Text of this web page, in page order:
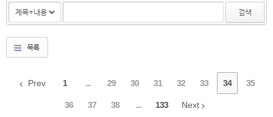
검색
목록
Prev 1 ... 29 30 31 32 33 34 35
36 37 38 ... 133 Next